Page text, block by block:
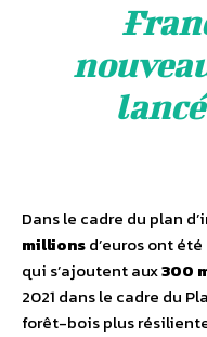
Dans le cadre du plan
millionsd’euros ont
qui s’ajoutent aux300
2021 dans le cadre du
forêt-bois plus